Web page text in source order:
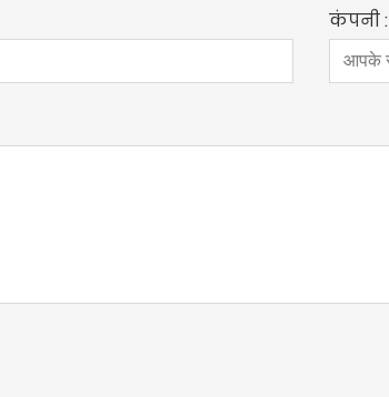
कंपनी :